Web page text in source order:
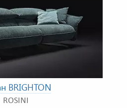
BRIGHTON
ROSINI